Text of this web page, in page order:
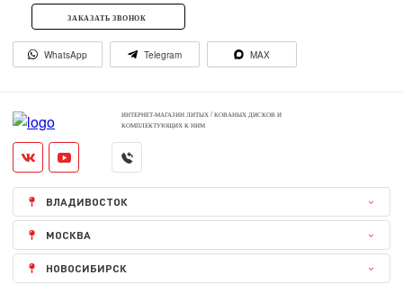
ЗАКАЗАТЬ ЗВОНОК
WhatsApp Telegram MAX
ИНТЕРНЕТ-МАГАЗИН ЛИТЫХ / КОВАНЫХ ДИСКОВ И
КОМПЛЕКТУЮЩИХ К НИМ
ВЛАДИВОСТОК
МОСКВА
НОВОСИБИРСК